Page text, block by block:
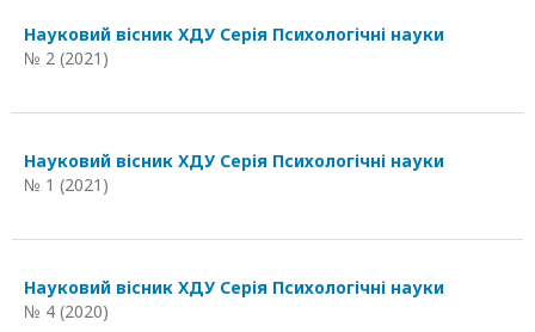
Науковий вісник ХДУ Серія Психологічні науки
№ 2 (2021)
Науковий вісник ХДУ Серія Психологічні науки
№ 1 (2021)
Науковий вісник ХДУ Серія Психологічні науки
№ 4 (2020)